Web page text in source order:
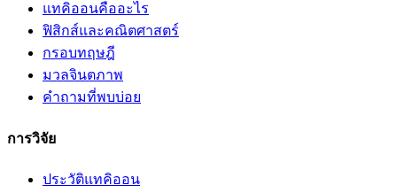
แทคิออนคืออะไร
ฟิสิกส์และคณิตศาสตร์
กรอบทฤษฎี
มวลจินตภาพ
คำถามที่พบบ่อย
การวิจัย
ประวัติแทคิออน